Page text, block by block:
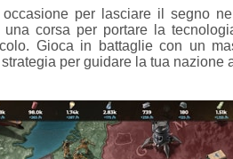
per lasciare il segno
una corsa per portare la
Gioca in battaglie con un
per guidare la tua nazione